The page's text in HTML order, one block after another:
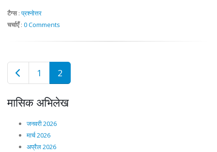
टैग्स:प्रश्नोत्तर
चर्चाएँ: 0 Comments
1 2
मासिक अभिलेख
जनवरी 2026
मार्च 2026
अप्रैल 2026